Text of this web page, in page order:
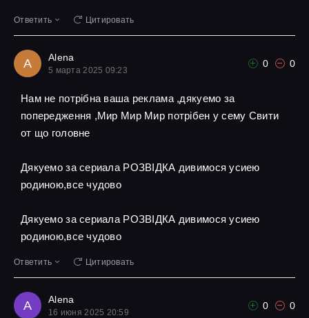
Ответить Цитировать
A Alena
5 марта 2025 09:23
0 0
Нам не потрібна ваша реклама ,дякуемо за
попередження ,Мир Мир Мир потрібен у сему Свити
от що головне
Дякуемо за сериала РОЗВІДКА дивимося усиею
родиною,все чудово
Дякуемо за сериала РОЗВІДКА дивимося усиею
родиною,все чудово
Ответить Цитировать
A Alena
16 июня 2025 20:59
0 0